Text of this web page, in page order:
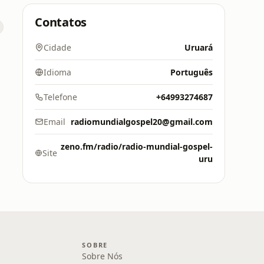
Contatos
Cidade Uruará
Idioma Português
Telefone +64993274687
Email radiomundialgospel20@gmail.com
Site
zeno.fm/radio/radio-mundial-gospel-
uru
SOBRE
Sobre Nós